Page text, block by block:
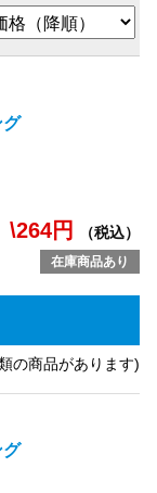
グ
\264円 （税込）
在庫商品あり
の商品があります)
グ